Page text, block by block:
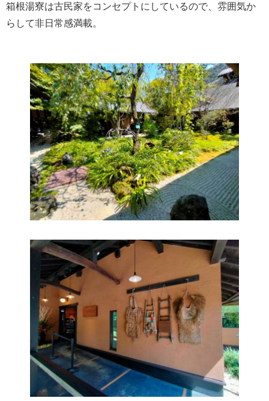
箱根湯寮は古民家をコンセプトにしているので、雰囲気か
らして非日常感満載。